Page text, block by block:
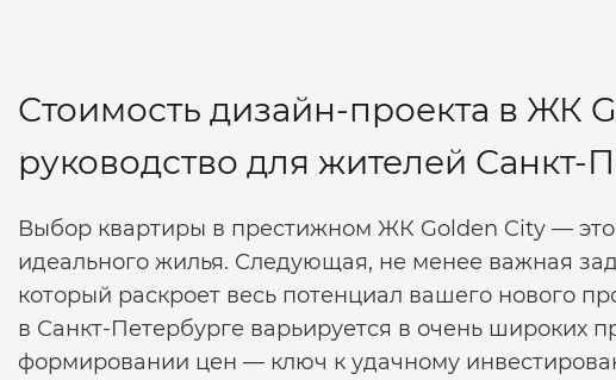
Стоимость дизайн-проекта в ЖК
руководство для жителей Санкт-
Выбор квартиры в престижном ЖК Golden City —
идеального жилья. Следующая, не менее важная
который раскроет весь потенциал вашего нового
в Санкт-Петербурге варьируется в очень широких
формировании цен — ключ к удачному